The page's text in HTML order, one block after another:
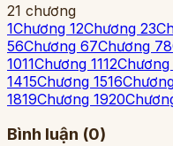
21 chương
1Chương 12Chương 23
56Chương 67Chương 78
1011Chương 1112Chương
1415Chương 1516
1819Chương 1920
Bình luận (0)